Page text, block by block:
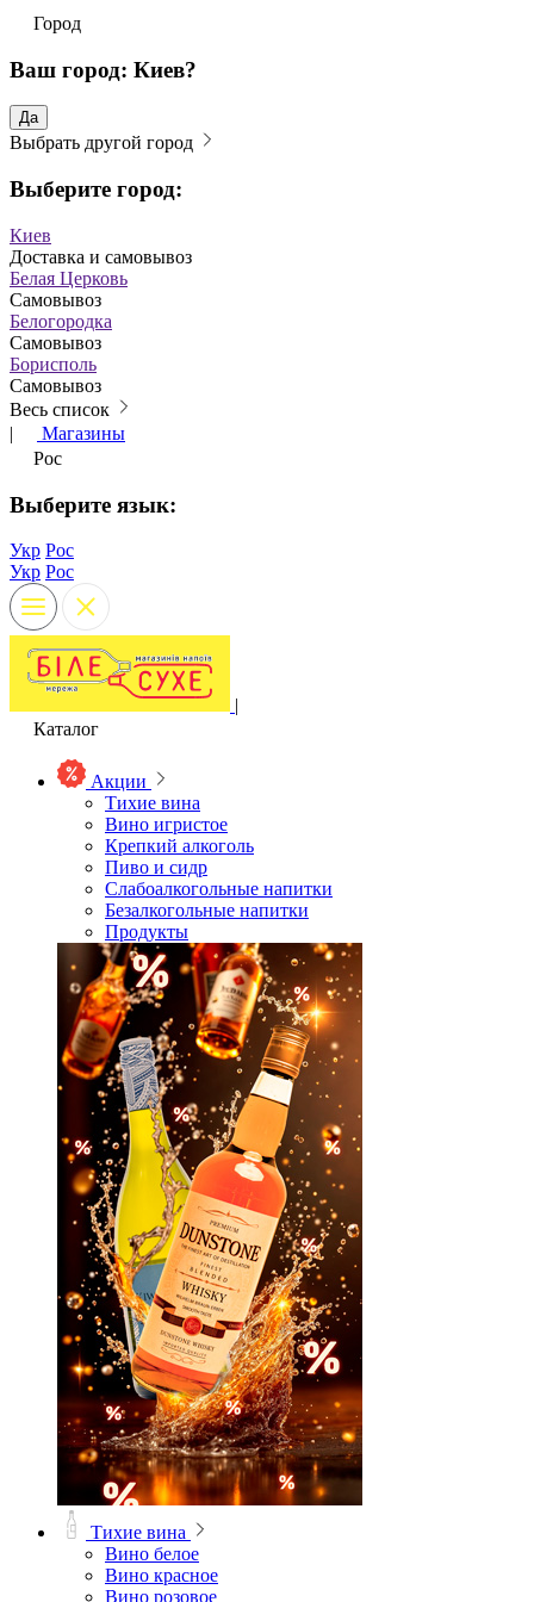
Город
Ваш город: Киев?
Да
Выбрать другой город
Выберите город:
Киев
Доставка и самовывоз
Белая Церковь
Самовывоз
Белогородка
Самовывоз
Борисполь
Самовывоз
Весь список
|
Магазины
Рос
Выберите язык:
Укр Рос
Укр Рос
|
Каталог
Акции
Тихие вина
Вино игристое
Крепкий алкоголь
Пиво и сидр
Слабоалкогольные напитки
Безалкогольные напитки
Продукты
Тихие вина
Вино белое
Вино красное
Вино розовое